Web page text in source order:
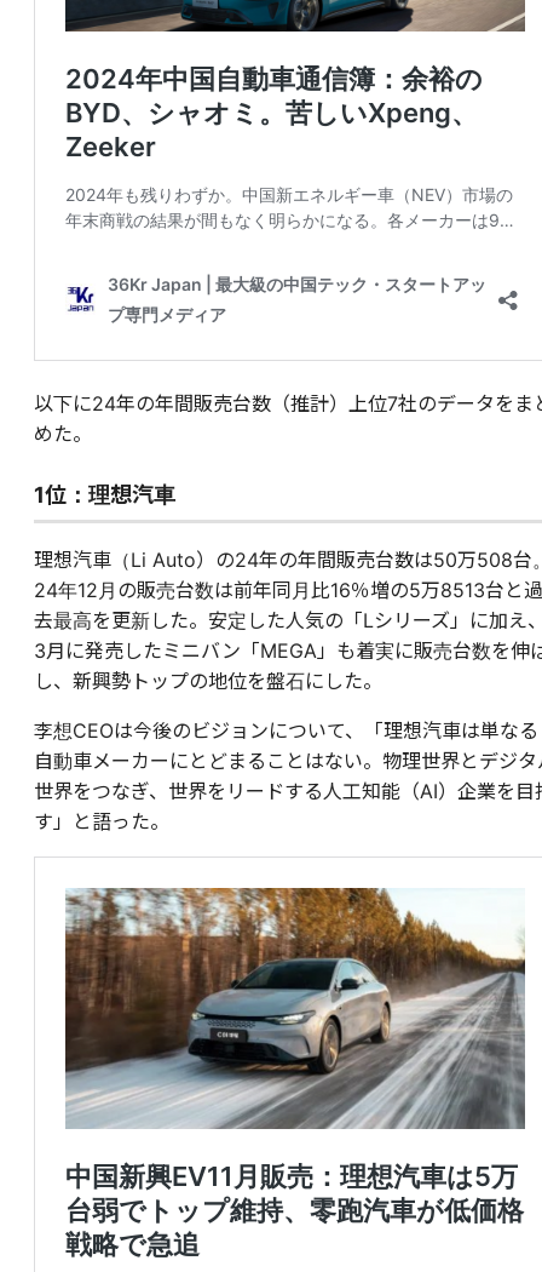
以下に24年の年間販売台数（推計）上位7社のデータをま
めた。
1位：理想汽車
理想汽車（Li Auto）の24年の年間販売台数は50万508台
24年12月の販売台数は前年同月比16％増の5万8513台と過
去最高を更新した。安定した人気の「Lシリーズ」に加え
3月に発売したミニバン「MEGA」も着実に販売台数を伸
し、新興勢トップの地位を盤石にした。
李想CEOは今後のビジョンについて、「理想汽車は単なる
自動車メーカーにとどまることはない。物理世界とデジタ
世界をつなぎ、世界をリードする人工知能（AI）企業を目
す」と語った。